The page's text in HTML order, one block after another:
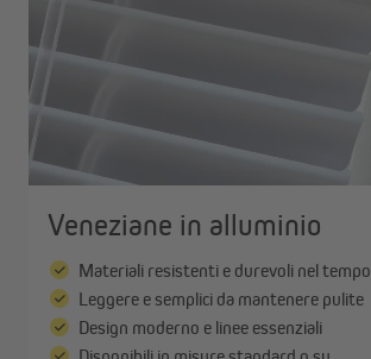
Veneziane in alluminio
Materiali resistenti e durevoli nel tempo
Leggere e semplici da mantenere pulite
Design moderno e linee essenziali